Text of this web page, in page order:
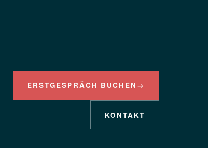
ERSTGESPRÄCH BUCHEN →
KONTAKT